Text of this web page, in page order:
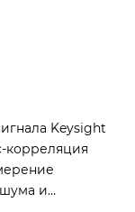
Keysight
корреляция
и